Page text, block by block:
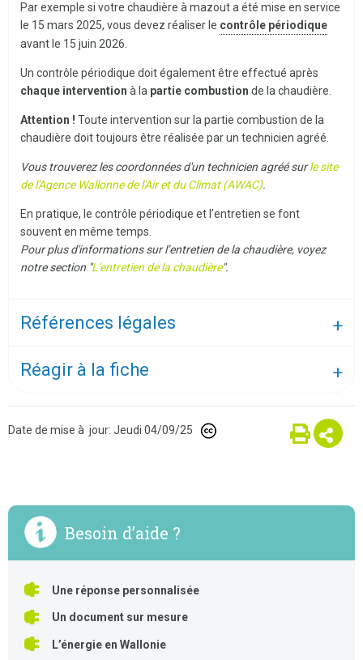
Par exemple si votre chaudière à mazout a été mise en service
le 15 mars 2025, vous devez réaliser le contrôle périodique
avant le 15 juin 2026.
Un contrôle périodique doit également être effectué après
chaque intervention à la partie combustion de la chaudière.
Attention ! Toute intervention sur la partie combustion de la
chaudière doit toujours être réalisée par un technicien agréé.
Vous trouverez les coordonnées d'un technicien agréé surle site
de l'Agence Wallonne de l'Air et du Climat (AWAC).
En pratique, le contrôle périodique et l’entretien se font
souvent en même temps.
Pour plus d'informations sur l’entretien de la chaudière, voyez
notre section "L'entretien de la chaudière".
Références légales
Réagir à la fiche
Date de mise à jour: Jeudi 04/09/25
Besoin d’aide ?
Une réponse personnalisée
Un document sur mesure
L’énergie en Wallonie